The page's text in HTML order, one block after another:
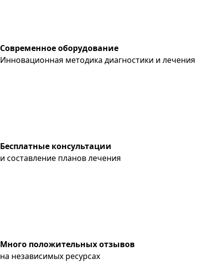
Современное оборудование
Инновационная методика диагностики и лечения
Бесплатные консультации
и составление планов лечения
Много положительных отзывов
на независимых ресурсах